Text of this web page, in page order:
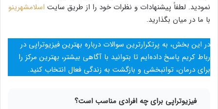
نمودید. لطفاً پیشنهادات و نظرات خود را از طریق سایت اسلامشهرینو
با ما در میان بگذارید.
در این بخش، به پرتکرارترین سوالات درباره بهترین فیزیوتراپی در
رباط کریم پاسخ داده‌ایم تا بتوانید با آگاهی بیشتر، بهترین مرکز را
برای درمان، توانبخشی و بازگشت به زندگی فعال انتخاب کنید.
فیزیوتراپی برای چه افرادی مناسب است؟